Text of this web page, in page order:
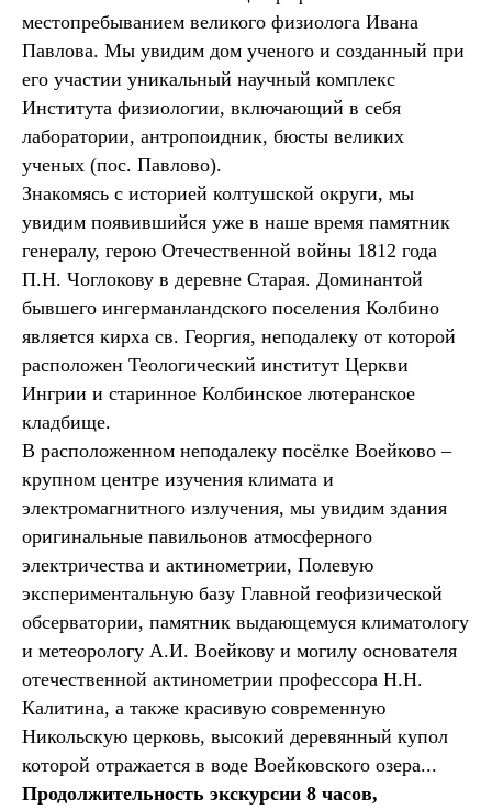
местопребыванием великого физиолога Ивана
Павлова. Мы увидим дом ученого и созданный при
его участии уникальный научный комплекс
Института физиологии, включающий в себя
лаборатории, антропоидник, бюсты великих
ученых (пос. Павлово).
Знакомясь с историей колтушской округи, мы
увидим появившийся уже в наше время памятник
генералу, герою Отечественной войны 1812 года
П.Н. Чоглокову в деревне Старая. Доминантой
бывшего ингерманландского поселения Колбино
является кирха св. Георгия, неподалеку от которой
расположен Теологический институт Церкви
Ингрии и старинное Колбинское лютеранское
кладбище.
В расположенном неподалеку посёлке Воейково –
крупном центре изучения климата и
электромагнитного излучения, мы увидим здания
оригинальные павильонов атмосферного
электричества и актинометрии, Полевую
экспериментальную базу Главной геофизической
обсерватории, памятник выдающемуся климатологу
и метеорологу А.И. Воейкову и могилу основателя
отечественной актинометрии профессора Н.Н.
Калитина, а также красивую современную
Никольскую церковь, высокий деревянный купол
которой отражается в воде Воейковского озера...
Продолжительность экскурсии 8 часов,